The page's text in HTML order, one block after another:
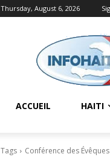
Thursday, August 6, 2026
ACCUEIL HAITI
Tags Conférence des